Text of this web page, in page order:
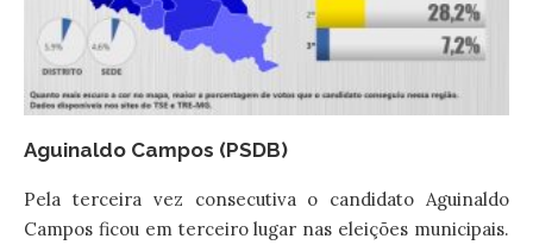
Aguinaldo Campos (PSDB)
Pela terceira vez consecutiva o candidato Aguinaldo
Campos ficou em terceiro lugar nas eleições municipais.